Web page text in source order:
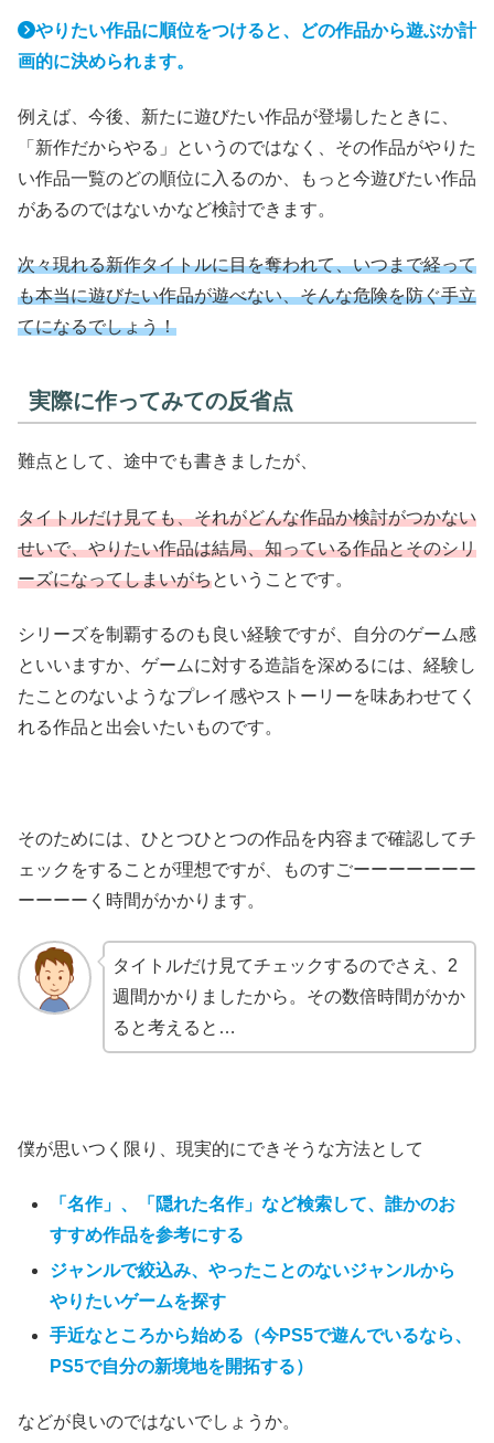
やりたい作品に順位をつけると、どの作品から遊ぶか計
画的に決められます。
例えば、今後、新たに遊びたい作品が登場したときに、
「新作だからやる」というのではなく、その作品がやりた
い作品一覧のどの順位に入るのか、もっと今遊びたい作品
があるのではないかなど検討できます。
次々現れる新作タイトルに目を奪われて、いつまで経って
も本当に遊びたい作品が遊べない、そんな危険を防ぐ手立
てになるでしょう！
実際に作ってみての反省点
難点として、途中でも書きましたが、
タイトルだけ見ても、それがどんな作品か検討がつかない
せいで、やりたい作品は結局、知っている作品とそのシリ
ーズになってしまいがちということです。
シリーズを制覇するのも良い経験ですが、自分のゲーム感
といいますか、ゲームに対する造詣を深めるには、経験し
たことのないようなプレイ感やストーリーを味あわせてく
れる作品と出会いたいものです。
そのためには、ひとつひとつの作品を内容まで確認してチ
ェックをすることが理想ですが、ものすごーーーーーーー
ーーーーく時間がかかります。
タイトルだけ見てチェックするのでさえ、2
週間かかりましたから。その数倍時間がかか
ると考えると…
僕が思いつく限り、現実的にできそうな方法として
「名作」、「隠れた名作」など検索して、誰かのお
すすめ作品を参考にする
ジャンルで絞込み、やったことのないジャンルから
やりたいゲームを探す
手近なところから始める（今PS5で遊んでいるなら、
PS5で自分の新境地を開拓する）
などが良いのではないでしょうか。